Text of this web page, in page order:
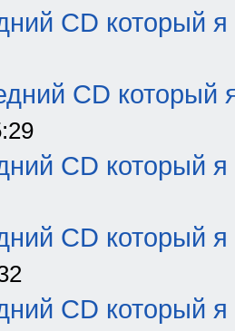
CD который я
CD который
CD который я
CD который я
CD который я